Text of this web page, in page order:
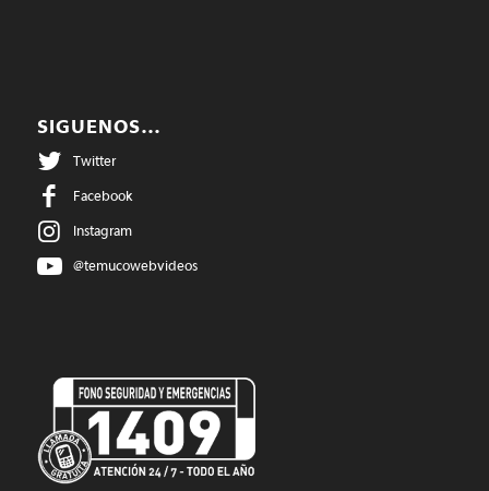
SIGUENOS…
Twitter
Facebook
Instagram
@temucowebvideos